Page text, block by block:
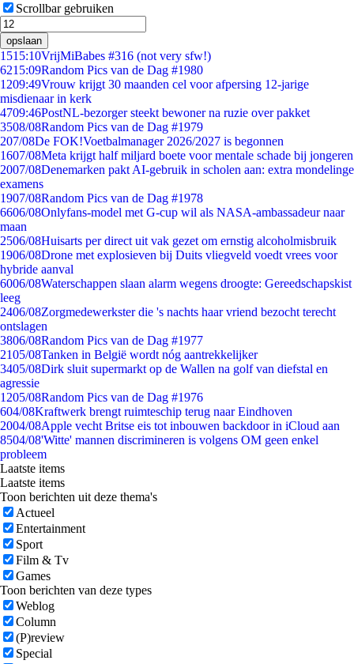
Scrollbar gebruiken
opslaan
1515:10VrijMiBabes #316 (not very sfw!)
6215:09Random Pics van de Dag #1980
1209:49Vrouw krijgt 30 maanden cel voor afpersing 12-jarige
misdienaar in kerk
4709:46PostNL-bezorger steekt bewoner na ruzie over pakket
3508/08Random Pics van de Dag #1979
207/08De FOK!Voetbalmanager 2026/2027 is begonnen
1607/08Meta krijgt half miljard boete voor mentale schade bij jongeren
2007/08Denemarken pakt AI-gebruik in scholen aan: extra mondelinge
examens
1907/08Random Pics van de Dag #1978
6606/08Onlyfans-model met G-cup wil als NASA-ambassadeur naar
maan
2506/08Huisarts per direct uit vak gezet om ernstig alcoholmisbruik
1906/08Drone met explosieven bij Duits vliegveld voedt vrees voor
hybride aanval
6006/08Waterschappen slaan alarm wegens droogte: Gereedschapskist
leeg
2406/08Zorgmedewerkster die 's nachts haar vriend bezocht terecht
ontslagen
3806/08Random Pics van de Dag #1977
2105/08Tanken in België wordt nóg aantrekkelijker
3405/08Dirk sluit supermarkt op de Wallen na golf van diefstal en
agressie
1205/08Random Pics van de Dag #1976
604/08Kraftwerk brengt ruimteschip terug naar Eindhoven
2004/08Apple vecht Britse eis tot inbouwen backdoor in iCloud aan
8504/08'Witte' mannen discrimineren is volgens OM geen enkel
probleem
Laatste items
Laatste items
Toon berichten uit deze thema's
Actueel
Entertainment
Sport
Film & Tv
Games
Toon berichten van deze types
Weblog
Column
(P)review
Special